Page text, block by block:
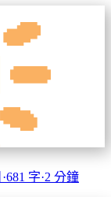
·681 字·2 分鐘